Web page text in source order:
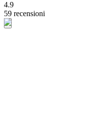
4.9
59 recensioni